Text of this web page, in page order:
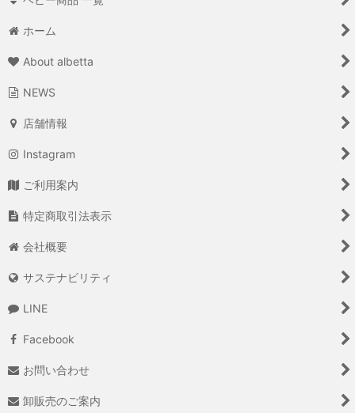
ホーム
About albetta
NEWS
店舗情報
Instagram
ご利用案内
特定商取引法表示
会社概要
サステナビリティ
LINE
Facebook
お問い合わせ
卸販売のご案内